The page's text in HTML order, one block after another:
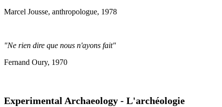
Marcel Jousse, anthropologue, 1978
"Ne rien dire que nous n'ayons fait"
Fernand Oury, 1970
Experimental Archaeology - L'archéologie